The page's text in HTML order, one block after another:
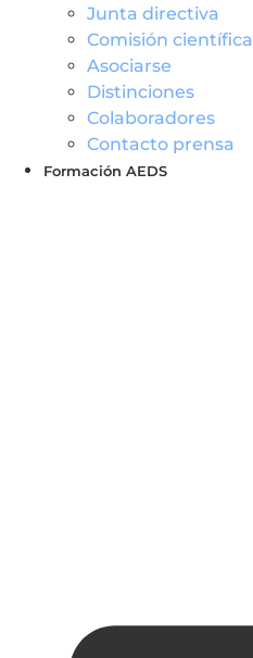
Junta directiva
Comisión científica
Asociarse
Distinciones
Colaboradores
Contacto prensa
Formación AEDS